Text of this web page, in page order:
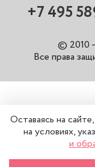
+7 495
© 2010
Все права
Оставаясь на
на условиях,
и